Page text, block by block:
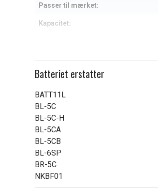
Passer til mærket:
Kapacitet:
Batteriet erstatter
BATT11L
BL-5C
BL-5C-H
BL-5CA
BL-5CB
BL-6SP
BR-5C
NKBF01